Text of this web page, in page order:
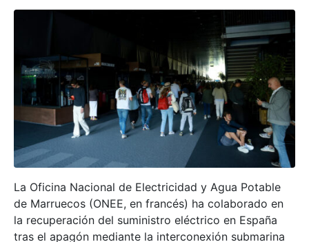
La Oficina Nacional de Electricidad y Agua Potable
de Marruecos (ONEE, en francés) ha colaborado en
la recuperación del suministro eléctrico en España
tras el apagón mediante la interconexión submarina